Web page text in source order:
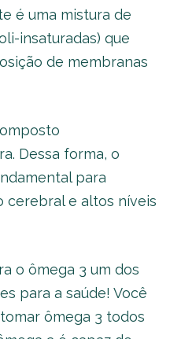
é uma mistura de
insaturadas) que
de membranas
Dessa forma, o
para
cerebral e altos níveis
o ômega 3 um dos
para a saúde! Você
ômega 3 todos